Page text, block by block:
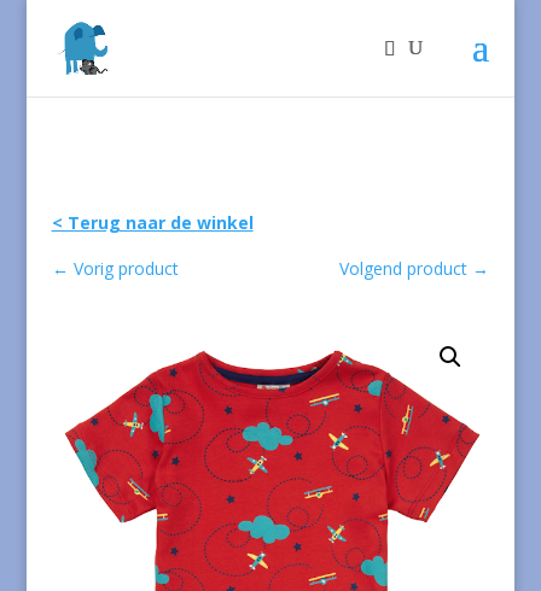
< Terug naar de winkel
← Vorig product Volgend product →